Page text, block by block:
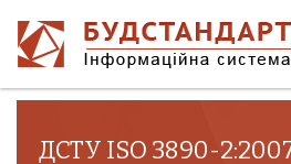
ДСТУ ISO 3890-